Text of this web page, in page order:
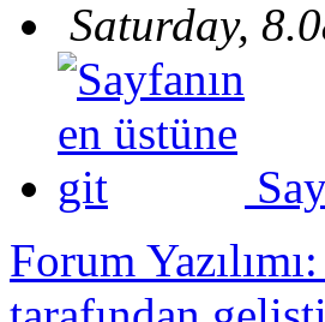
Saturday,
Forum Yazılımı: